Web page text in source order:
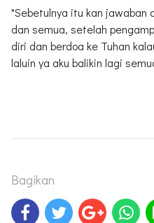
"Sebetulnya itu kan jawaban
dan semua, setelah
diri dan berdoa ke Tuhan
laluin ya aku balikin lagi
Bagikan